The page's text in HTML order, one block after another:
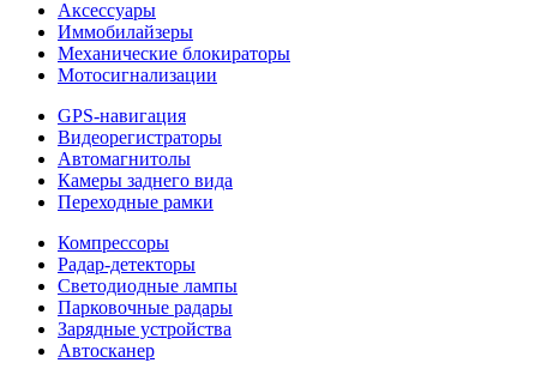
Аксессуары
Иммобилайзеры
Механические блокираторы
Мотосигнализации
GPS-навигация
Видеорегистраторы
Автомагнитолы
Камеры заднего вида
Переходные рамки
Компрессоры
Радар-детекторы
Светодиодные лампы
Парковочные радары
Зарядные устройства
Автосканер